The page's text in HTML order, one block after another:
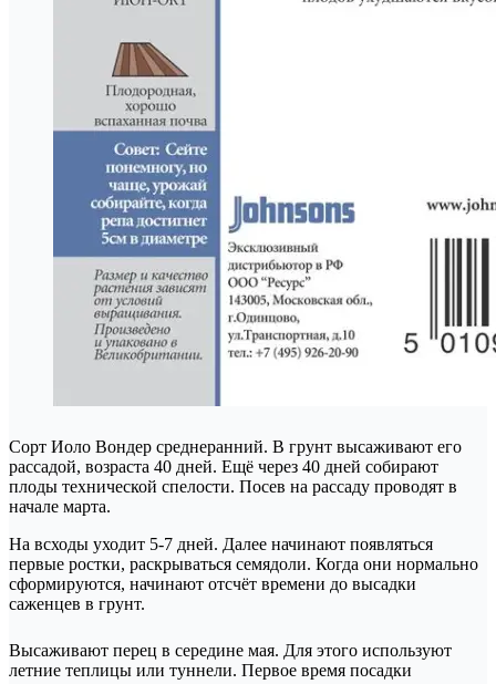
Сорт Иоло Вондер среднеранний. В грунт высаживают его
рассадой, возраста 40 дней. Ещё через 40 дней собирают
плоды технической спелости. Посев на рассаду проводят в
начале марта.
На всходы уходит 5-7 дней. Далее начинают появляться
первые ростки, раскрываться семядоли. Когда они нормально
сформируются, начинают отсчёт времени до высадки
саженцев в грунт.
Высаживают перец в середине мая. Для этого используют
летние теплицы или туннели. Первое время посадки